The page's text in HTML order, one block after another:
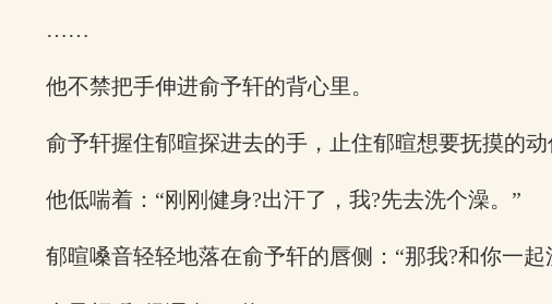
……
他不禁把手伸进俞予轩的背心里。
俞予轩握住郁暄探进去的手，止住郁暄想要抚摸的动
他低喘着：“刚刚健身?出汗了，我?先去洗个澡。”
郁暄嗓音轻轻地落在俞予轩的唇侧：“那我?和你一起